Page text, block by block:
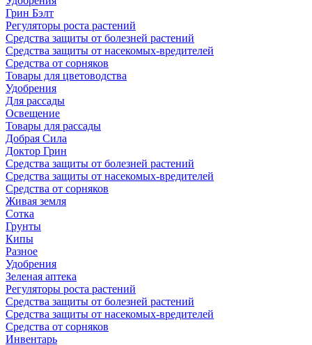
Грин Бэлт
Регуляторы роста растений
Средства защиты от болезней растений
Средства защиты от насекомых-вредителей
Средства от сорняков
Товары для цветоводства
Удобрения
Для рассады
Освещение
Товары для рассады
Добрая Сила
Доктор Грин
Средства защиты от болезней растений
Средства защиты от насекомых-вредителей
Средства от сорняков
Живая земля
Сотка
Грунты
Кипы
Разное
Удобрения
Зеленая аптека
Регуляторы роста растений
Средства защиты от болезней растений
Средства защиты от насекомых-вредителей
Средства от сорняков
Инвентарь